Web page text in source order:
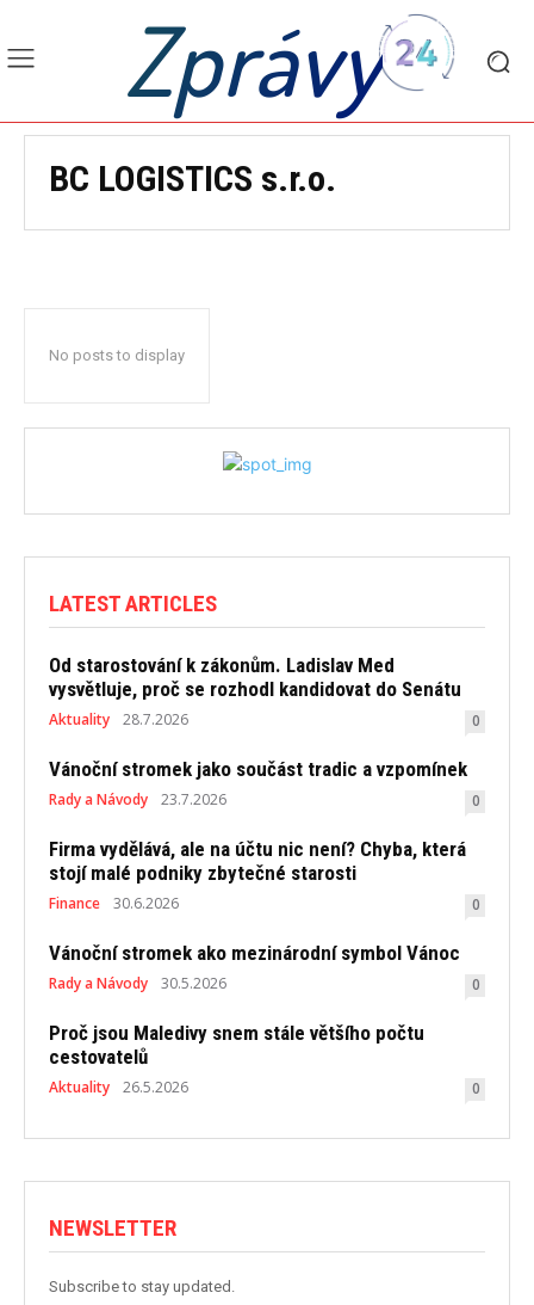
Zprávy
BC LOGISTICS s.r.o.
No posts to display
LATEST ARTICLES
Od starostování k zákonům. Ladislav Med
vysvětluje, proč se rozhodl kandidovat do Senátu
Aktuality 28.7.2026 0
Vánoční stromek jako součást tradic a vzpomínek
Rady a Návody 23.7.2026 0
Firma vydělává, ale na účtu nic není? Chyba, která
stojí malé podniky zbytečné starosti
Finance 30.6.2026 0
Vánoční stromek ako mezinárodní symbol Vánoc
Rady a Návody 30.5.2026 0
Proč jsou Maledivy snem stále většího počtu
cestovatelů
Aktuality 26.5.2026 0
NEWSLETTER
Subscribe to stay updated.